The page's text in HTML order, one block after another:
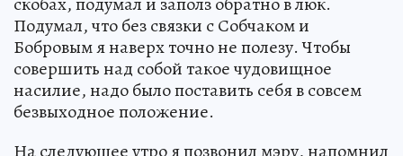
Подумал, что без связки с Собчаком и
Бобровым я наверх точно не полезу. Чтобы
совершить над собой такое чудовищное
насилие, надо было поставить себя в совсем
безвыходное положение.
На следующее утро я позвонил мэру, напомнил